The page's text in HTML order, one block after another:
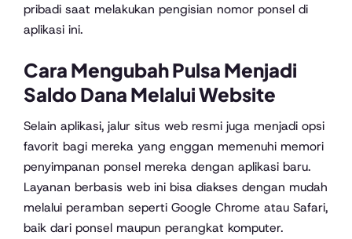
pribadi saat melakukan pengisian nomor ponsel di
aplikasi ini.
Cara Mengubah Pulsa Menjadi
Saldo Dana Melalui Website
Selain aplikasi, jalur situs web resmi juga menjadi opsi
favorit bagi mereka yang enggan memenuhi memori
penyimpanan ponsel mereka dengan aplikasi baru.
Layanan berbasis web ini bisa diakses dengan mudah
melalui peramban seperti Google Chrome atau Safari,
baik dari ponsel maupun perangkat komputer.